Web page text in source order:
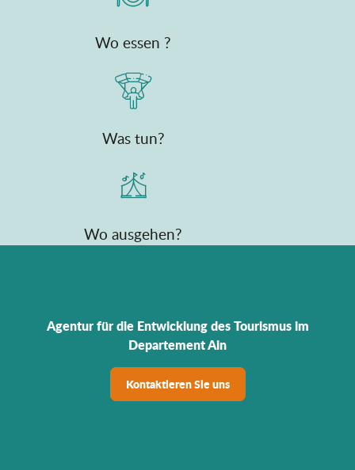
Wo essen ?
Was tun?
Wo ausgehen?
Agentur für die Entwicklung des Tourismus im
Departement Ain
Kontaktieren Sie uns